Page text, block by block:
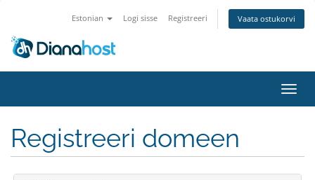
Estonian Logi sisse Registreeri Vaata ostukorvi
Registreeri domeen